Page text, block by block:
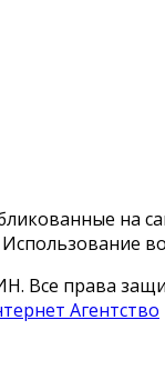
на
Все права
Агентство